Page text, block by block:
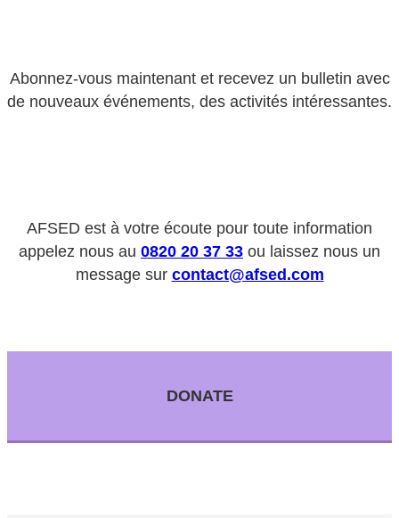
Abonnez-vous maintenant et recevez un bulletin avec
de nouveaux événements, des activités intéressantes.
AFSED est à votre écoute pour toute information
appelez nous au 0820 20 37 33 ou laissez nous un
message sur contact@afsed.com
DONATE